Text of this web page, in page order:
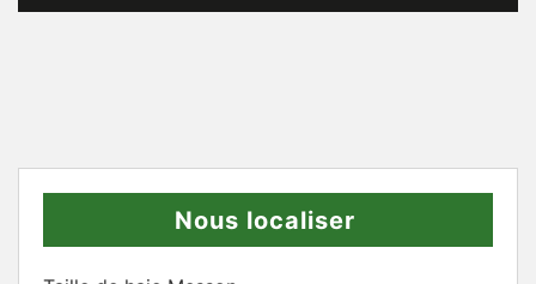
Nous localiser